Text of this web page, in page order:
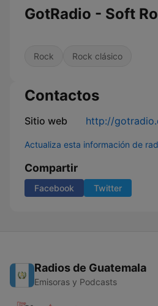
GotRadio - Soft
Rock Rock clásico
Contactos
Sitio web http://
Actualiza esta información de
Compartir
Facebook Twitter
Radios de Guatemala
Emisoras y Podcasts